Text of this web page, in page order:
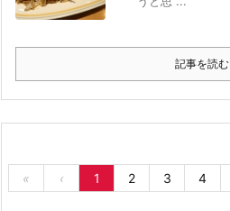
記事を読む
« ‹ 1 2 3 4